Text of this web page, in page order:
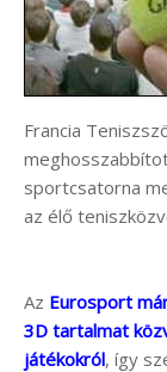
Francia
sportcsatorna
az élő
Az Eurosport
3D tartalmat
játékokról, így